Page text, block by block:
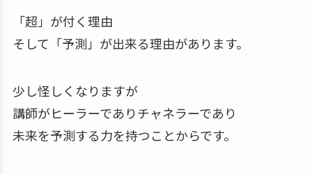
「超」が付く理由
そして「予測」が出来る理由があります。
少し怪しくなりますが
講師がヒーラーでありチャネラーであり
未来を予測する力を持つことからです。